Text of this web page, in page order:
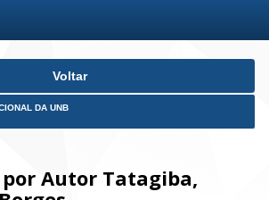
Voltar
DA UNB
Autor Tatagiba,